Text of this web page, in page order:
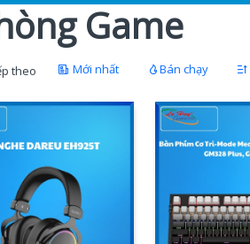
Game
theo Mới nhất Bán chạy